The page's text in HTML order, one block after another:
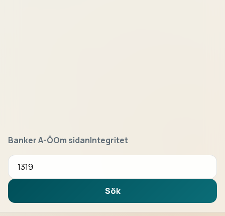
Banker A-ÖOm sidanIntegritet
Sök bank eller clearingnummer
Sök